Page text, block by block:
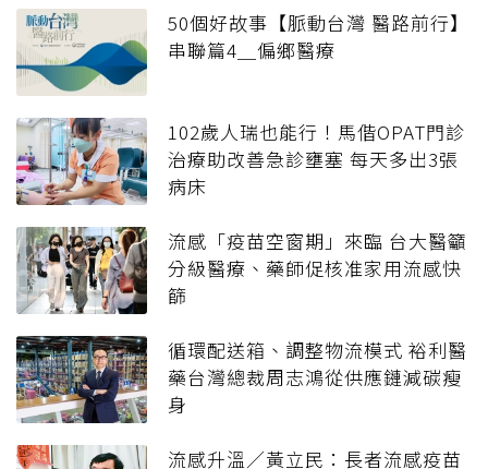
50個好故事【脈動台灣 醫路前行】
串聯篇4＿偏鄉醫療
102歲人瑞也能行！馬偕OPAT門診
治療助改善急診壅塞 每天多出3張
病床
流感「疫苗空窗期」來臨 台大醫籲
分級醫療、藥師促核准家用流感快
篩
循環配送箱、調整物流模式 裕利醫
藥台灣總裁周志鴻從供應鏈減碳瘦
身
流感升溫／黃立民：長者流感疫苗